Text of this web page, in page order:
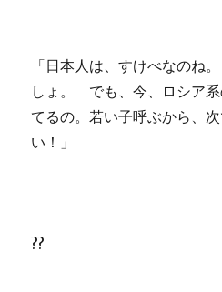
「日本人は、すけべなのね
しょ。 でも、今、ロシア
てるの。若い子呼ぶから、
い！」
??